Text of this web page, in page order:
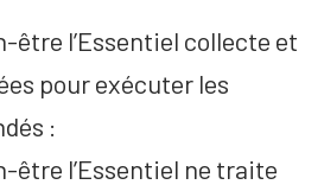
être l’Essentiel collecte et
pour exécuter les
:
être l’Essentiel ne traite